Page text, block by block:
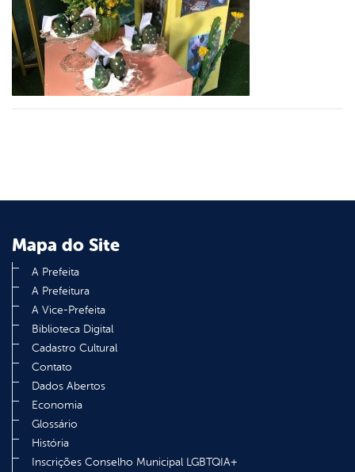
Mapa do Site
A Prefeita
A Prefeitura
A Vice-Prefeita
Biblioteca Digital
Cadastro Cultural
Contato
Dados Abertos
Economia
Glossário
História
Inscrições Conselho Municipal LGBTQIA+